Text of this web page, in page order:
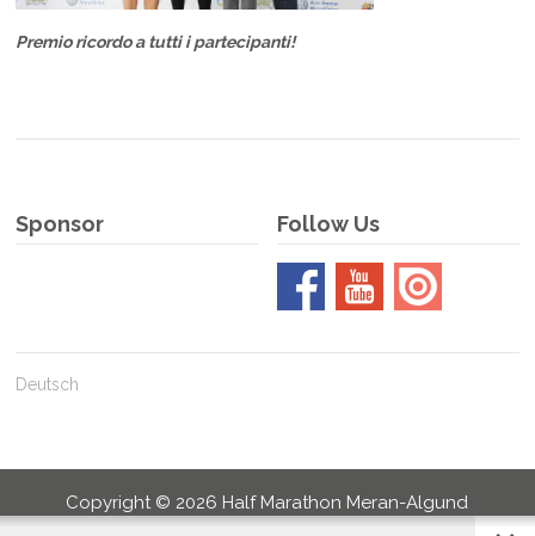
Premio ricordo a tutti i partecipanti!
Sponsor Follow Us
Deutsch
Copyright © 2026 Half Marathon Meran-Algund